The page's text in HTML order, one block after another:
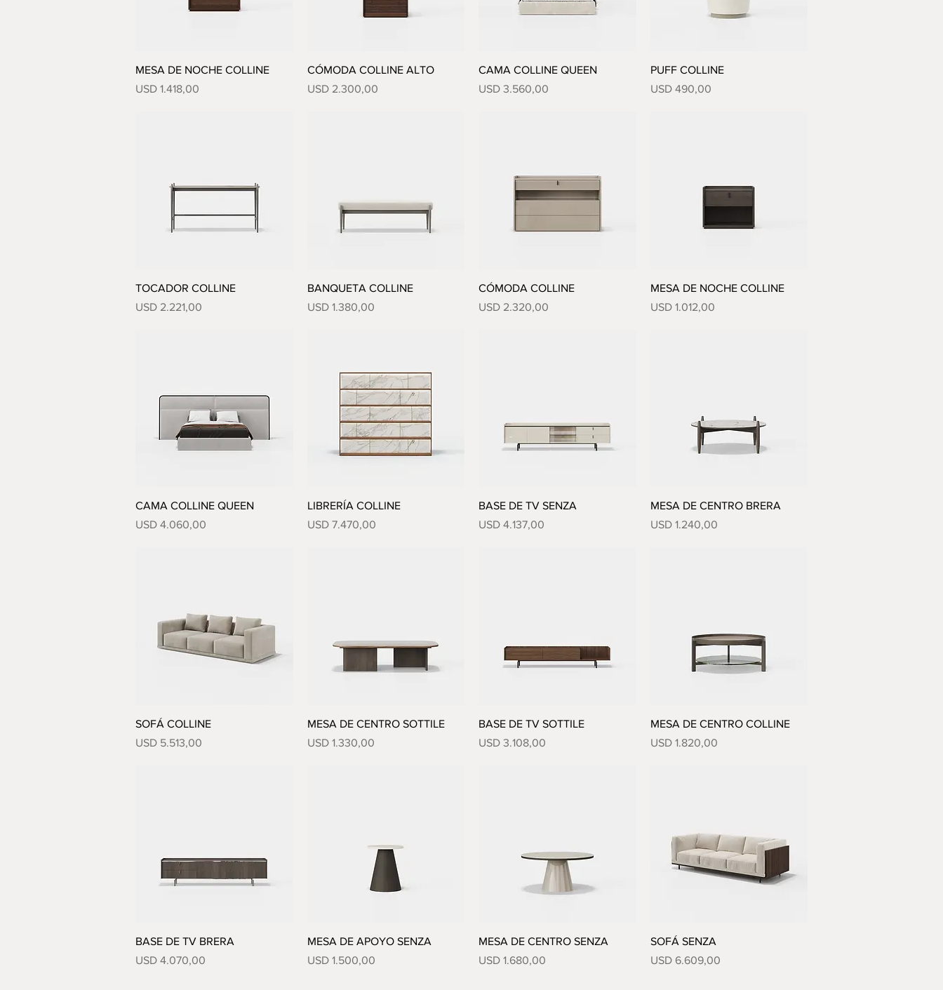
Vista rápida
MESA DE NOCHE COLLINE
Precio
USD 1.418,00
Vista rápida
CÓMODA COLLINE ALTO
Precio
USD 2.300,00
Vista rápida
CAMA COLLINE QUEEN
Precio
USD 3.560,00
Vista rápida
PUFF COLLINE
Precio
USD 490,00
Vista rápida
TOCADOR COLLINE
Precio
USD 2.221,00
Vista rápida
BANQUETA COLLINE
Precio
USD 1.380,00
Vista rápida
CÓMODA COLLINE
Precio
USD 2.320,00
Vista rápida
MESA DE NOCHE COLLINE
Precio
USD 1.012,00
Vista rápida
CAMA COLLINE QUEEN
Precio
USD 4.060,00
Vista rápida
LIBRERÍA COLLINE
Precio
USD 7.470,00
Vista rápida
BASE DE TV SENZA
Precio
USD 4.137,00
Vista rápida
MESA DE CENTRO BRERA
Precio
USD 1.240,00
Vista rápida
SOFÁ COLLINE
Precio
USD 5.513,00
Vista rápida
MESA DE CENTRO SOTTILE
Precio
USD 1.330,00
Vista rápida
BASE DE TV SOTTILE
Precio
USD 3.108,00
Vista rápida
MESA DE CENTRO COLLINE
Precio
USD 1.820,00
Vista rápida
BASE DE TV BRERA
Precio
USD 4.070,00
Vista rápida
MESA DE APOYO SENZA
Precio
USD 1.500,00
Vista rápida
MESA DE CENTRO SENZA
Precio
USD 1.680,00
Vista rápida
SOFÁ SENZA
Precio
USD 6.609,00